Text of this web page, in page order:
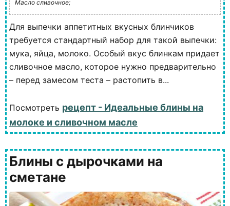
Масло сливочное;
Для выпечки аппетитных вкусных блинчиков
требуется стандартный набор для такой выпечки:
мука, яйца, молоко. Особый вкус блинкам придает
сливочное масло, которое нужно предварительно
– перед замесом теста – растопить в...
Посмотреть рецепт - Идеальные блины на
молоке и сливочном масле
Блины с дырочками на
сметане